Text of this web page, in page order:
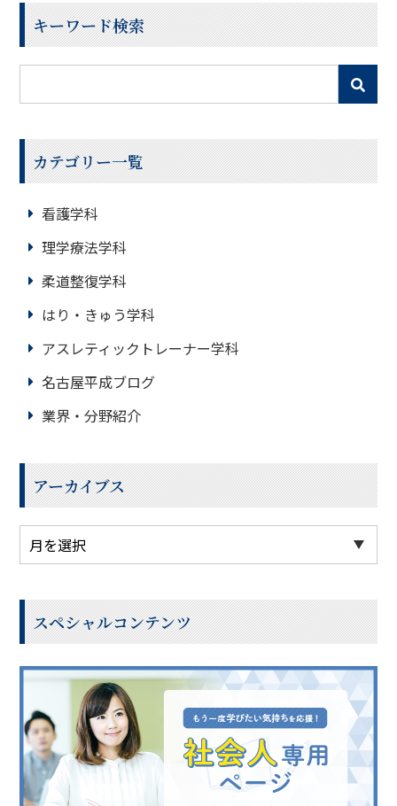
制度と
キーワード検索
カテゴリー一覧
看護学科
理学療法学科
柔道整復学科
はり・きゅう学科
アスレティックトレーナー学科
名古屋平成ブログ
業界・分野紹介
アーカイブス
スペシャルコンテンツ